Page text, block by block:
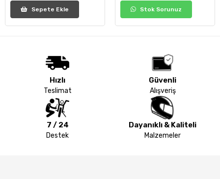
Sepete Ekle Stok Sorunuz
Hızlı
Teslimat
Güvenli
Alışveriş
7 / 24
Destek
Dayanıklı & Kaliteli
Malzemeler